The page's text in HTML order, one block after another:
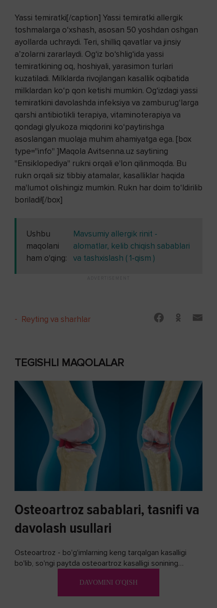
Yassi temiratki[/caption] Yassi temiratki allergik
toshmalarga o‘xshash, asosan 50 yoshdan oshgan
ayollarda uchraydi. Teri, shilliq qavatlar va jinsiy
a’zolarni zararlaydi. Og‘iz bo‘shlig‘ida yassi
temiratkining oq, hoshiyali, yarasimon turlari
kuzatiladi. Milklarda rivojlangan kasallik oqibatida
milklardan ko‘p qon ketishi mumkin. Og‘izdagi yassi
temiratkini davolashda infeksiya va zamburug‘larga
qarshi antibiotikli terapiya, vitaminoterapiya va
qondagi glyukoza miqdorini ko‘paytirishga
asoslangan muolaja muhim ahamiyatga ega. [box
type="info" ]Maqola Avitsenna.uz saytining
"Ensiklopediya" rukni orqali e'lon qilinmoqda. Bu
rukn orqali siz tibbiy atamalar, kasalliklar haqida
ma'lumot olishingiz mumkin. Rukn har doim to‘ldirilib
boriladi![/box]
Ushbu
maqolani
ham o'qing:
Mavsumiy allergik rinit -
alomatlar, kelib chiqish sabablari
va tashxislash ( 1-qism )
- Reyting va sharhlar
TEGISHLI MAQOLALAR
Osteoartroz sabablari, tasnifi va
davolash usullari
Osteoartroz - bo'g'imlarning keng tarqalgan kasalligi
bo'lib, so'ngi paytda osteoartroz kasalligi sonining
DAVOMINI O'QISH